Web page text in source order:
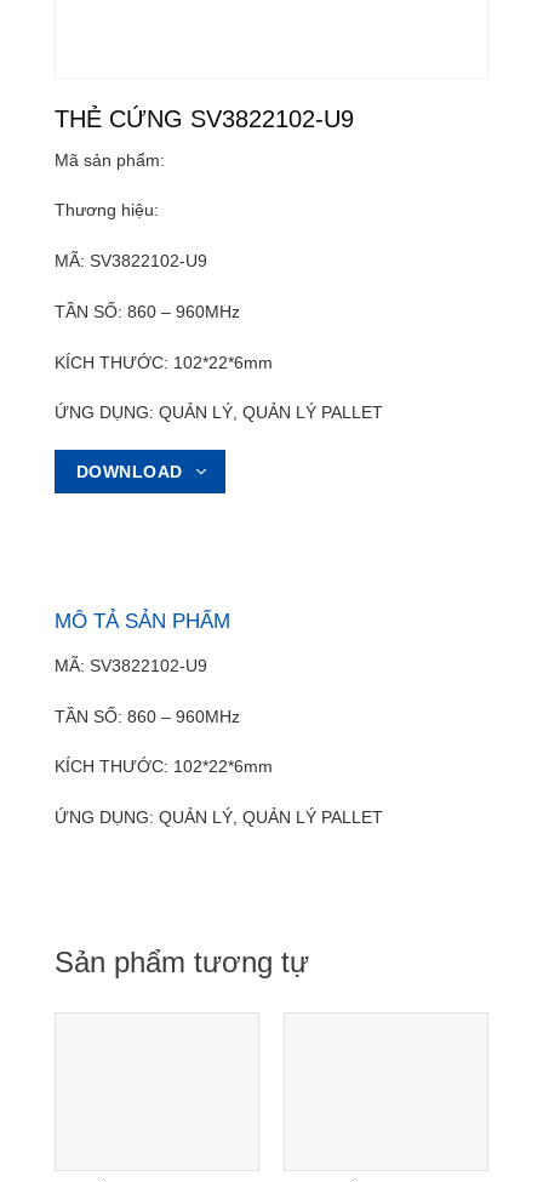
THẺ CỨNG SV3822102-U9
Mã sản phẩm:
Thương hiệu:
MÃ: SV3822102-U9
TẦN SỐ: 860 – 960MHz
KÍCH THƯỚC: 102*22*6mm
ỨNG DỤNG: QUẢN LÝ, QUẢN LÝ PALLET
DOWNLOAD
MÔ TẢ SẢN PHẨM
MÃ: SV3822102-U9
TẦN SỐ: 860 – 960MHz
KÍCH THƯỚC: 102*22*6mm
ỨNG DỤNG: QUẢN LÝ, QUẢN LÝ PALLET
Sản phẩm tương tự